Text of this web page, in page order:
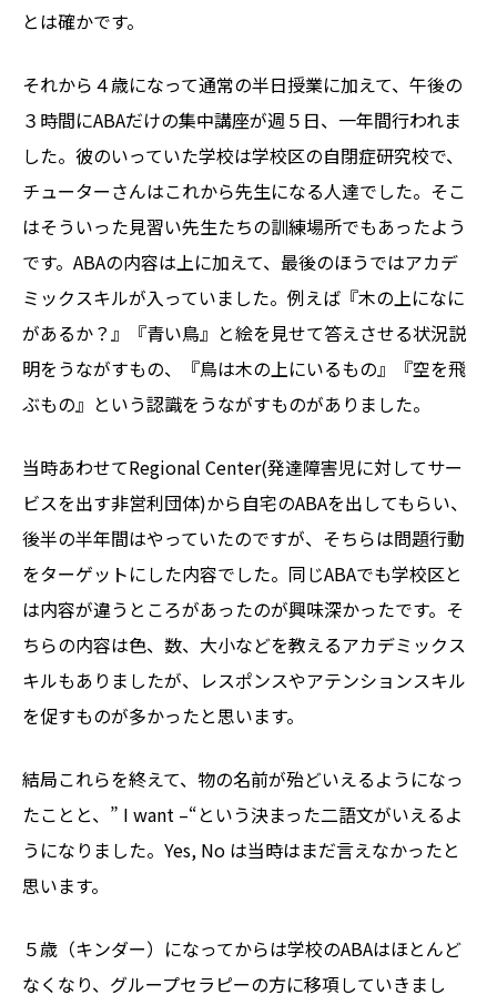
とは確かです。
それから４歳になって通常の半日授業に加えて、午後の
３時間にABAだけの集中講座が週５日、一年間行われま
した。彼のいっていた学校は学校区の自閉症研究校で、
チューターさんはこれから先生になる人達でした。そこ
はそういった見習い先生たちの訓練場所でもあったよう
です。ABAの内容は上に加えて、最後のほうではアカデ
ミックスキルが入っていました。例えば『木の上になに
があるか？』『青い鳥』と絵を見せて答えさせる状況説
明をうながすもの、『鳥は木の上にいるもの』『空を飛
ぶもの』という認識をうながすものがありました。
当時あわせてRegional Center(発達障害児に対してサー
ビスを出す非営利団体)から自宅のABAを出してもらい、
後半の半年間はやっていたのですが、そちらは問題行動
をターゲットにした内容でした。同じABAでも学校区と
は内容が違うところがあったのが興味深かったです。そ
ちらの内容は色、数、大小などを教えるアカデミックス
キルもありましたが、レスポンスやアテンションスキル
を促すものが多かったと思います。
結局これらを終えて、物の名前が殆どいえるようになっ
たことと、” I want –“という決まった二語文がいえるよ
うになりました。Yes, No は当時はまだ言えなかったと
思います。
５歳（キンダー）になってからは学校のABAはほとんど
なくなり、グループセラピーの方に移項していきまし